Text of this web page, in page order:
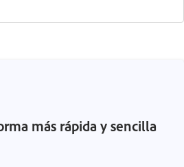
más rápida y sencilla